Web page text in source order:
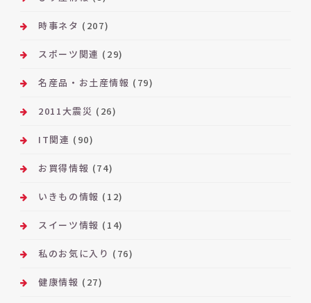
時事ネタ (207)
スポーツ関連 (29)
名産品・お土産情報 (79)
2011大震災 (26)
IT関連 (90)
お買得情報 (74)
いきもの情報 (12)
スイーツ情報 (14)
私のお気に入り (76)
健康情報 (27)